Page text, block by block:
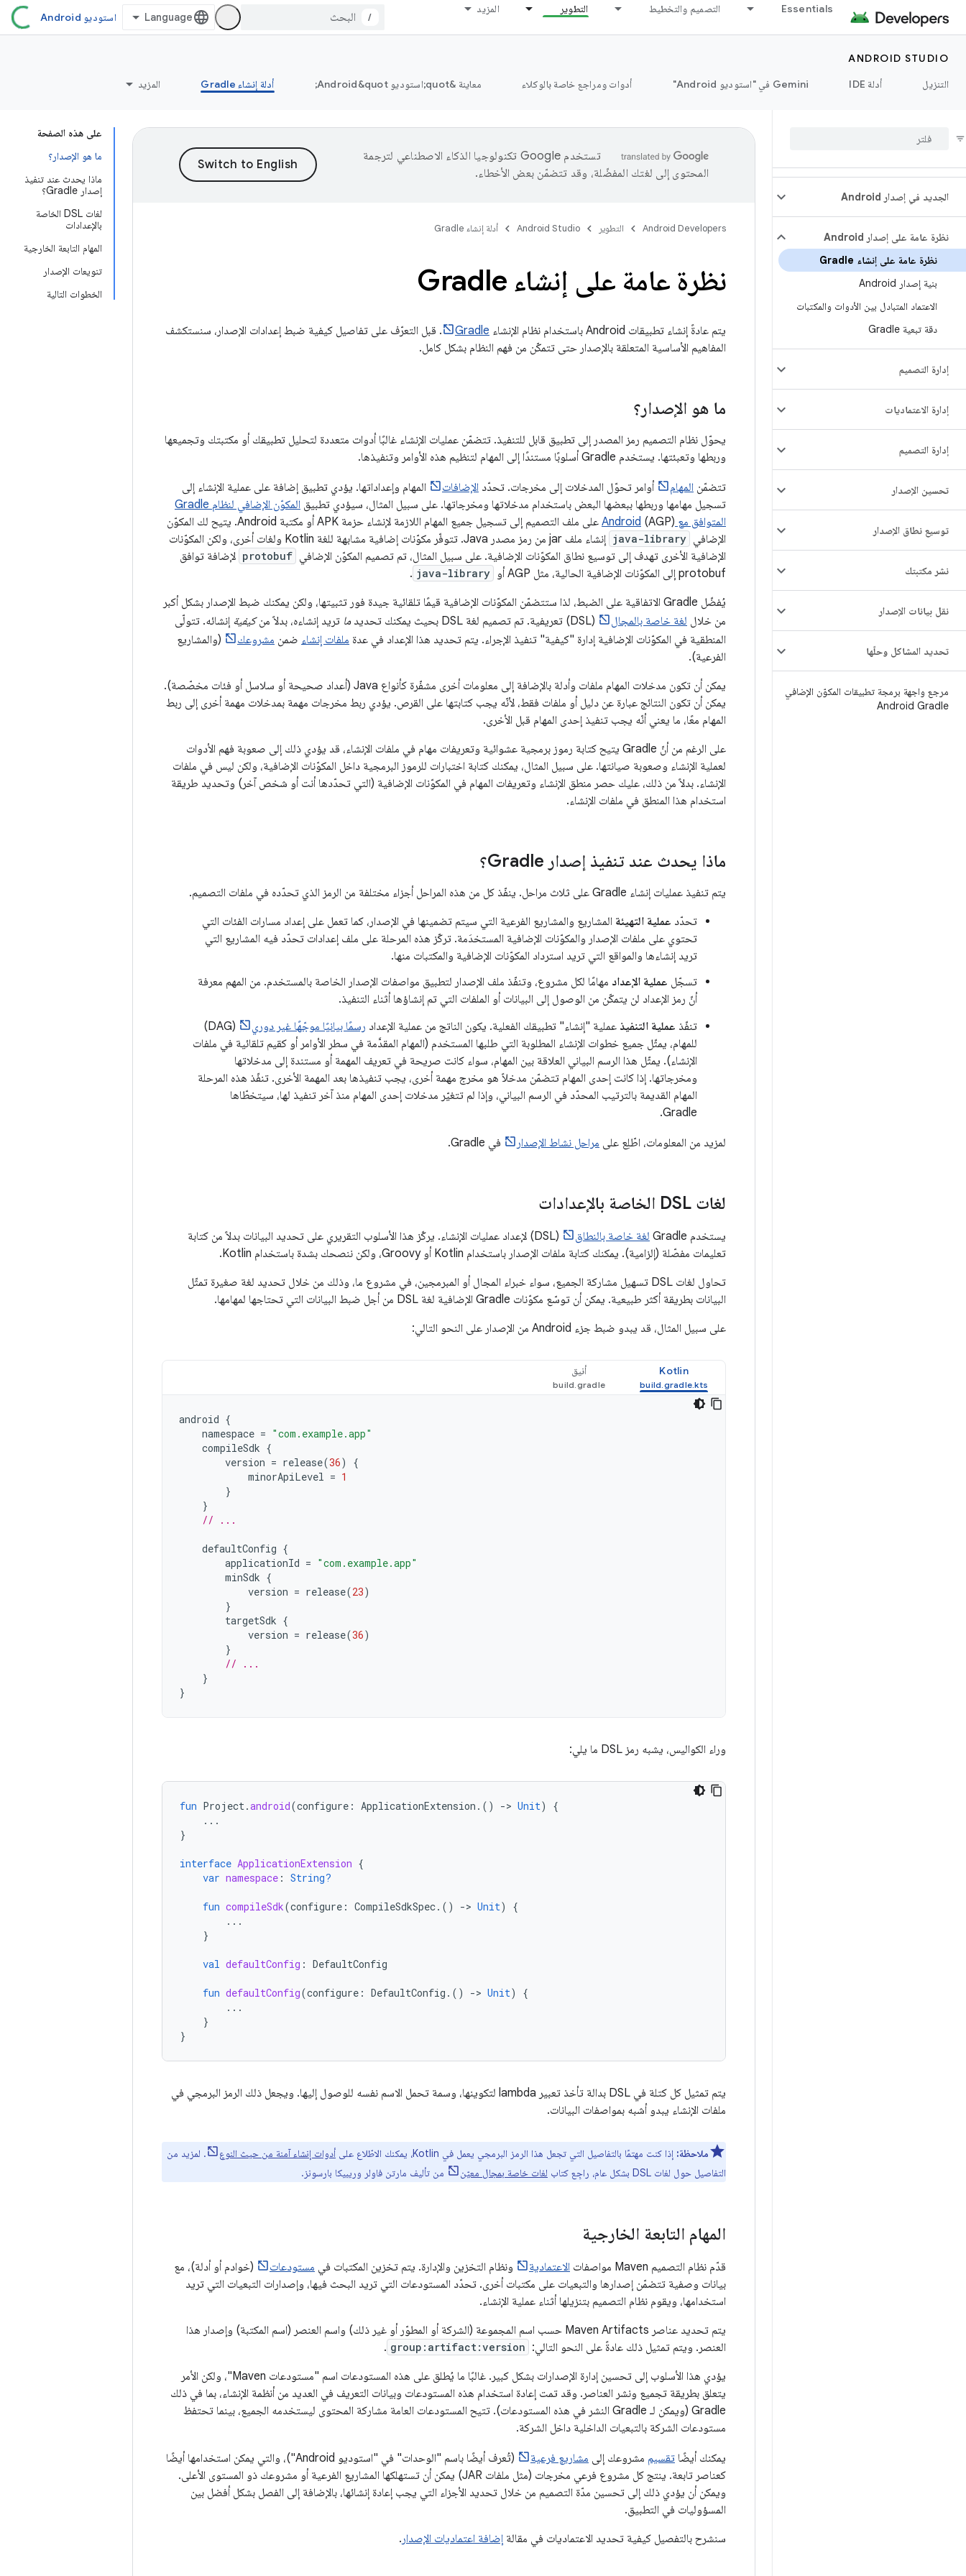
Essentials التصميم والتخطيط التطوير المزيد
/ استوديو Android
ANDROID STUDIO
التنزيل
أدلة IDE ‫Gemini في "استوديو Android" أدوات ومراجع خاصة بالوكلاء معاينة &quot;استوديو Android&quot; أدلة إنشاء Gradle المزيد
الجديد في إصدار Android
نظرة عامة على إصدار Android
نظرة عامة على إنشاء Gradle
بنية إصدار Android
الاعتماد المتبادل بين الأدوات والمكتبات
دقة تبعية Gradle
إدارة التصميم
إدارة الاعتماديات
إدارة التصميم
تحسين الإصدار
توسيع نطاق الإصدار
نشر مكتبتك
نقل بيانات الإصدار
تحديد المشاكل وحلّها
مرجع واجهة برمجة تطبيقات المكوّن الإضافي
Android Gradle
على هذه الصفحة
ما هو الإصدار؟
ماذا يحدث عند تنفيذ
إصدار Gradle؟
لغات DSL الخاصة
بالإعدادات
المهام التابعة الخارجية
تنويعات الإصدار
الخطوات التالية
تستخدم Google تكنولوجيا الذكاء الاصطناعي لترجمة
المحتوى إلى لغتك المفضّلة، وقد تتضمّن بعض الأخطاء.
Android Developers التطوير Android Studio أدلة إنشاء Gradle
نظرة عامة على إنشاء Gradle
يتم عادةً إنشاء تطبيقات Android باستخدام نظام الإنشاء Gradle
. قبل التعرّف على تفاصيل كيفية ضبط إعدادات الإصدار، سنستكشف
المفاهيم الأساسية المتعلقة بالإصدار حتى تتمكّن من فهم النظام بشكل كامل.
ما هو الإصدار؟
يحوّل نظام التصميم رمز المصدر إلى تطبيق قابل للتنفيذ. تتضمّن عمليات الإنشاء غالبًا أدوات متعددة لتحليل تطبيقك أو مكتبتك وتجميعها
وربطها وتعبئتها. يستخدم Gradle أسلوبًا مستندًا إلى المهام لتنظيم هذه الأوامر وتنفيذها.
تتضمّن المهام أوامر تحوّل المدخلات إلى مخرجات. تحدّد الإضافات
المهام وإعداداتها. يؤدي تطبيق إضافة على عملية الإنشاء إلى
تسجيل مهامها وربطها ببعضها البعض باستخدام مدخلاتها ومخرجاتها. على سبيل المثال، سيؤدي تطبيق
المكوّن الإضافي لنظام Gradle
المتوافق مع Android
(AGP) على ملف التصميم إلى تسجيل جميع المهام اللازمة لإنشاء حزمة APK أو مكتبة Android. يتيح لك المكوّن
الإضافي java-library
إنشاء ملف jar من رمز مصدر Java. تتوفّر مكوّنات إضافية مشابهة للغة Kotlin ولغات أخرى، ولكن المكوّنات
الإضافية الأخرى تهدف إلى توسيع نطاق المكوّنات الإضافية. على سبيل المثال، تم تصميم المكوّن الإضافي protobuf لإضافة توافق
protobuf إلى المكوّنات الإضافية الحالية، مثل AGP أو
java-library
.
يُفضّل Gradle الاتفاقية على الضبط، لذا ستتضمّن المكوّنات الإضافية قيمًا تلقائية جيدة فور تثبيتها، ولكن يمكنك ضبط الإصدار بشكل أكبر
من خلال لغة خاصة بالمجال (DSL) تعريفية. تم تصميم لغة DSL بحيث يمكنك تحديد ما تريد إنشاءه، بدلاً منكيفية إنشائه. تتولّى
المنطقية في المكوّنات الإضافية إدارة "كيفية" تنفيذ الإجراء. يتم تحديد هذا الإعداد في عدة ملفات إنشاء ضمن مشروعك
(والمشاريع
الفرعية).
يمكن أن تكون مدخلات المهام ملفات وأدلة بالإضافة إلى معلومات أخرى مشفّرة كأنواع Java (أعداد صحيحة أو سلاسل أو فئات مخصّصة).
يمكن أن تكون النتائج عبارة عن دليل أو ملفات فقط، لأنّه يجب كتابتها على القرص. يؤدي ربط مخرجات مهمة بمدخلات مهمة أخرى إلى ربط
المهام معًا، ما يعني أنّه يجب تنفيذ إحدى المهام قبل الأخرى.
على الرغم من أنّ Gradle يتيح كتابة رموز برمجية عشوائية وتعريفات مهام في ملفات الإنشاء، قد يؤدي ذلك إلى صعوبة فهم الأدوات
لعملية الإنشاء وصعوبة صيانتها. على سبيل المثال، يمكنك كتابة اختبارات للرموز البرمجية داخل المكوّنات الإضافية، ولكن ليس في ملفات
الإنشاء. بدلاً من ذلك، عليك حصر منطق الإنشاء وتعريفات المهام في المكوّنات الإضافية (التي تحدّدها أنت أو شخص آخر) وتحديد طريقة
استخدام هذا المنطق في ملفات الإنشاء.
ماذا يحدث عند تنفيذ إصدار Gradle؟
يتم تنفيذ عمليات إنشاء Gradle على ثلاث مراحل. ينفّذ كل من هذه المراحل أجزاء مختلفة من الرمز الذي تحدّده في ملفات التصميم.
تحدّد عملية التهيئة المشاريع والمشاريع الفرعية التي سيتم تضمينها في الإصدار، كما تعمل على إعداد مسارات الفئات التي
تحتوي على ملفات الإصدار والمكوّنات الإضافية المستخدَمة. تركّز هذه المرحلة على ملف إعدادات تحدّد فيه المشاريع التي
تريد إنشاءها والمواقع التي تريد استرداد المكوّنات الإضافية والمكتبات منها.
تسجّل عملية الإعداد مهامًا لكل مشروع، وتنفّذ ملف الإصدار لتطبيق مواصفات الإصدار الخاصة بالمستخدم. من المهم معرفة
أنّ رمز الإعداد لن يتمكّن من الوصول إلى البيانات أو الملفات التي تم إنشاؤها أثناء التنفيذ.
تنفّذ عملية التنفيذ عملية "إنشاء" تطبيقك الفعلية. يكون الناتج من عملية الإعداد رسمًا بيانيًا موجّهًا غير دوري
(DAG)
للمهام، يمثّل جميع خطوات الإنشاء المطلوبة التي طلبها المستخدم (المهام المقدَّمة في سطر الأوامر أو كقيم تلقائية في ملفات
الإنشاء). يمثّل هذا الرسم البياني العلاقة بين المهام، سواء كانت صريحة في تعريف المهمة أو مستندة إلى مدخلاتها
ومخرجاتها. إذا كانت إحدى المهام تتضمّن مدخلاً هو مخرج مهمة أخرى، يجب تنفيذها بعد المهمة الأخرى. تنفّذ هذه المرحلة
المهام القديمة بالترتيب المحدّد في الرسم البياني، وإذا لم تتغيّر مدخلات إحدى المهام منذ آخر تنفيذ لها، سيتخطّاها
Gradle.
لمزيد من المعلومات، اطّلِع على مراحل نشاط الإصدار في Gradle.
لغات DSL الخاصة بالإعدادات
يستخدم Gradle لغة خاصة بالنطاق
(DSL) لإعداد عمليات الإنشاء. يركّز هذا الأسلوب التقريري على تحديد البيانات بدلاً من كتابة
تعليمات مفصّلة (إلزامية). يمكنك كتابة ملفات الإصدار باستخدام Kotlin أو Groovy، ولكن ننصحك بشدة باستخدام Kotlin.
تحاول لغات DSL تسهيل مشاركة الجميع، سواء خبراء المجال أو المبرمجين، في مشروع ما، وذلك من خلال تحديد لغة صغيرة تمثّل
البيانات بطريقة أكثر طبيعية. يمكن أن توسّع مكوّنات Gradle الإضافية لغة DSL من أجل ضبط البيانات التي تحتاجها لمهامها.
على سبيل المثال، قد يبدو ضبط جزء Android من الإصدار على النحو التالي:
Kotlin أنيق
android {
namespace = "com.example.app"
compileSdk {
version = release(36)
{
minorApiLevel = 1
}
}
// ...
defaultConfig {
applicationId = "com.example.app"
minSdk {
version = release(23)
}
targetSdk {
version = release(36)
}
// ...
}
}
وراء الكواليس، يشبه رمز DSL ما يلي:
fun Project.android(configure : ApplicationExtension .() -> Unit)
{
...
}
interface ApplicationExtension {
var namespace : String?
fun compileSdk(configure : CompileSdkSpec.() -> Unit)
{
...
}
val defaultConfig : DefaultConfig
fun defaultConfig(configure : DefaultConfig .() -> Unit)
{
...
}
}
يتم تمثيل كل كتلة في DSL بدالة تأخذ تعبير lambda لتكوينها، وسمة تحمل الاسم نفسه للوصول إليها. ويجعل ذلك الرمز البرمجي في
ملفات الإنشاء يبدو أشبه بمواصفات البيانات.
ملاحظة: إذا كنت مهتمًا بالتفاصيل التي تجعل هذا الرمز البرمجي يعمل في Kotlin، يمكنك الاطّلاع على أدوات إنشاء آمنة من حيث النوع
. لمزيد من
التفاصيل حول لغات DSL بشكل عام، راجِع كتاب
لغات خاصة بمجال معيّن من تأليف مارتن فاولر وريبيكا بارسونز.
المهام التابعة الخارجية
قدّم نظام التصميم Maven مواصفات الاعتمادية ونظام التخزين والإدارة. يتم تخزين المكتبات في مستودعات
(خوادم أو أدلة)، مع
بيانات وصفية تتضمّن إصدارها والتبعيات على مكتبات أخرى. تحدّد المستودعات التي تريد البحث فيها، وإصدارات التبعيات التي تريد
استخدامها، ويقوم نظام التصميم بتنزيلها أثناء عملية الإنشاء.
يتم تحديد عناصر Maven Artifacts حسب اسم المجموعة (الشركة أو المطوّر أو غير ذلك) واسم العنصر (اسم المكتبة) وإصدار هذا
العنصر. ويتم تمثيل ذلك عادةً على النحو التالي: group:artifact:version
.
يؤدي هذا الأسلوب إلى تحسين إدارة الإصدارات بشكل كبير. غالبًا ما يُطلق على هذه المستودعات اسم "مستودعات Maven"، ولكن الأمر
يتعلق بطريقة تجميع ونشر العناصر. وقد تمت إعادة استخدام هذه المستودعات وبيانات التعريف في العديد من أنظمة الإنشاء، بما في ذلك
Gradle (ويمكن لـ Gradle النشر في هذه المستودعات). تتيح المستودعات العامة مشاركة المحتوى ليستخدمه الجميع، بينما تحتفظ
مستودعات الشركة بالتبعيات الداخلية داخل الشركة.
يمكنك أيضًا تقسيم مشروعك إلى مشاريع فرعية
(تُعرف أيضًا باسم "الوحدات" في "استوديو Android")، والتي يمكن استخدامها أيضًا
كعناصر تابعة. ينتج كل مشروع فرعي مخرجات (مثل ملفات JAR) يمكن أن تستهلكها المشاريع الفرعية أو مشروعك ذو المستوى الأعلى.
ويمكن أن يؤدي ذلك إلى تحسين مدّة التصميم من خلال تحديد الأجزاء التي يجب إعادة إنشائها، بالإضافة إلى الفصل بشكل أفضل بين
المسؤوليات في التطبيق.
سنشرح بالتفصيل كيفية تحديد الاعتماديات في مقالة إضافة اعتماديات الإصدار .